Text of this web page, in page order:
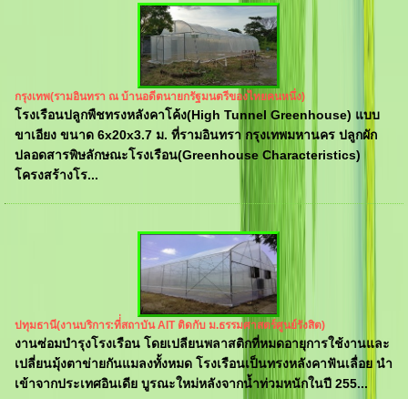
กรุงเทพ(รามอินทรา ณ บ้านอดีตนายกรัฐมนตรีของไทยคนหนึ่ง)
โรงเรือนปลูกพืชทรงหลังคาโค้ง(High Tunnel Greenhouse) แบบ
ขาเอียง ขนาด 6x20x3.7 ม. ที่รามอินทรา กรุงเทพมหานคร ปลูกผัก
ปลอดสารพิษลักษณะโรงเรือน(Greenhouse Characteristics)
โครงสร้างโร...
ปทุมธานี(งานบริการ:ที่่สถาบัน AIT ติดกับ ม.ธรรมศาสตร์ศูนย์รังสิต)
งานซ่อมบำรุงโรงเรือน โดยเปลียนพลาสติกที่หมดอายุการใช้งานและ
เปลี่ยนมุ้งตาข่ายกันแมลงทั้งหมด โรงเรือนเป็นทรงหลังคาฟันเลื่อย นำ
เข้าจากประเทศอินเดีย บูรณะใหม่หลังจากน้ำท่วมหนักในปี 255...